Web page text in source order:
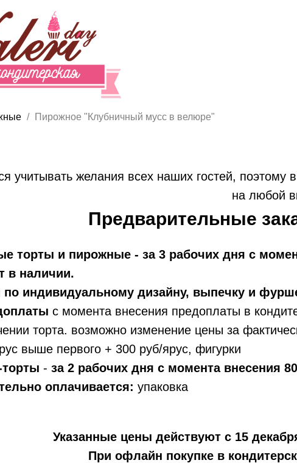
Пирожное "Клубничный мусс в велюре"
учитывать желания всех наших гостей, поэтому в
на любой
Предварительные
торты и пирожные - за 3 рабочих дня с
в наличии.
по индивидуальному дизайну, выпечку и
с момента внесения предоплаты в
торта. возможно изменение цены за
выше первого + 300 руб/ярус, фигурки
торты - за 2 рабочих дня с момента внесения
оплачивается: упаковка
Указанные цены действуют с 15
При офлайн покупке в